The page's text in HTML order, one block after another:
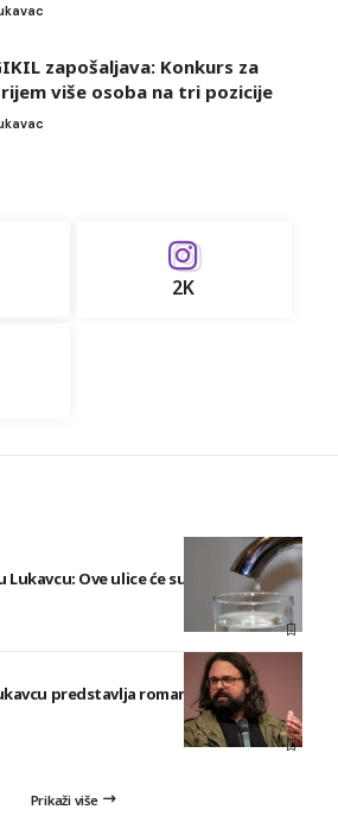
zapošaljava: Konkurs za
više osoba na tri pozicije
2K
Lukavcu: Ove ulice će sutra biti bez
predstavlja roman “Safari u
Prikaži više